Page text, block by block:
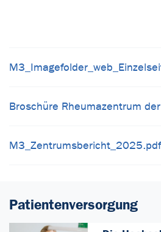
Broschüre Rheumazentrum
M3_Zentrumsbericht_2025.pdf
Patientenversorgung